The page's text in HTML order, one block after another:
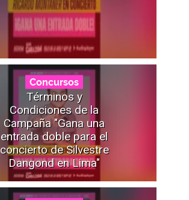
Concursos
Términos y
Condiciones de la
Campaña "Gana una
entrada doble para el
concierto de Silvestre
Dangond en Lima"